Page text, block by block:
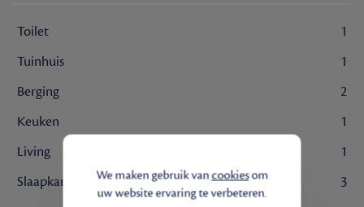
Toilet
1
Tuinhuis
1
Berging
2
Keuken
1
Living
1
Slaapkamer
3
We maken gebruik vancookiesom
uw website ervaring te verbeteren.